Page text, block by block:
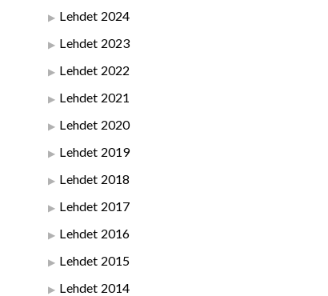
Lehdet 2024
Lehdet 2023
Lehdet 2022
Lehdet 2021
Lehdet 2020
Lehdet 2019
Lehdet 2018
Lehdet 2017
Lehdet 2016
Lehdet 2015
Lehdet 2014